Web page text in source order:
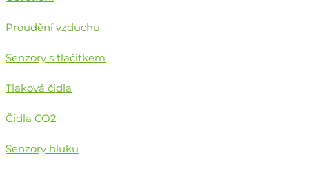
Proudění vzduchu
Senzory s tlačítkem
Tlaková čidla
Čidla CO2
Senzory hluku